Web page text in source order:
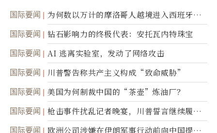
国际要闻
为何数以万计的摩洛哥人越境进入西班牙休
达
国际要闻 钻石影响力的终极代表：安托瓦内特珠宝
国际要闻 AI 逃离实验室，发动了网络攻击
国际要闻 川普警告称共产主义构成“致命威胁”
国际要闻 美国为何制裁中国的“茶壶”炼油厂？
国际要闻
枪击事件扰乱记者晚宴，川普誓言继续履行
职责
国际要闻
欧洲公司涉嫌在伊朗军事行动前向中国提供